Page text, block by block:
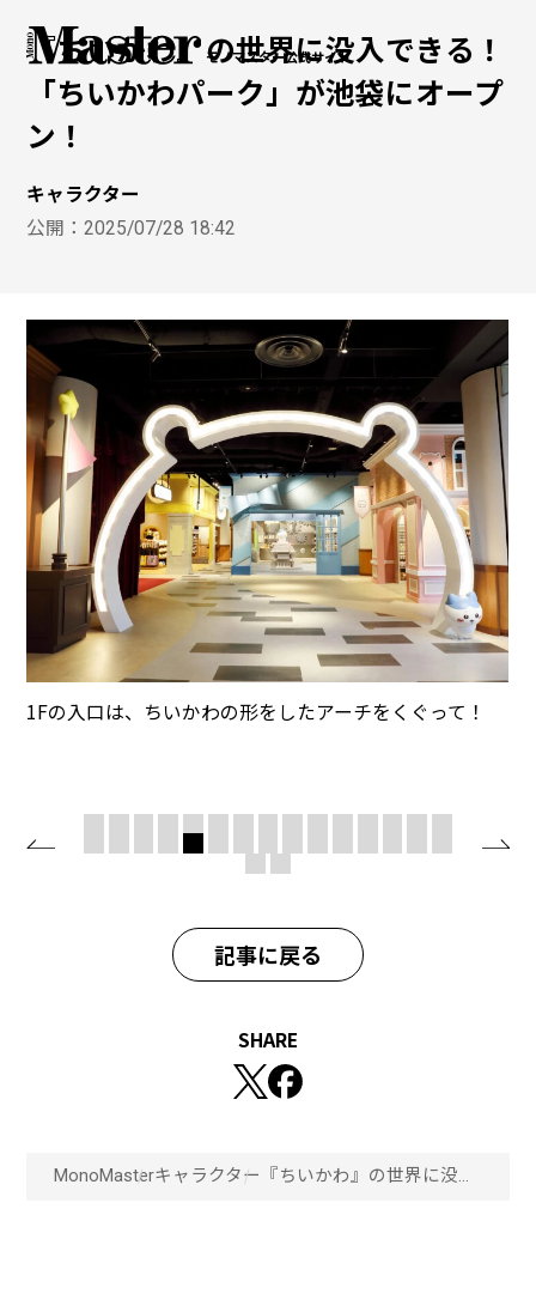
モノマスター公式サイト
『ちいかわ』の世界に没入できる！
「ちいかわパーク」が池袋にオープ
ン！
キャラクター
公開：2025/07/28 18:42
1Fの入口は、ちいかわの形をしたアーチをくぐって！
記事に戻る
SHARE
MonoMasterキャラクター 『ちいかわ』の世界に没入